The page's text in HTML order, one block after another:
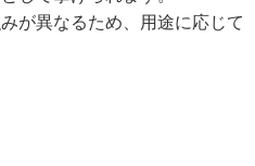
が異なるため、用途に応じて